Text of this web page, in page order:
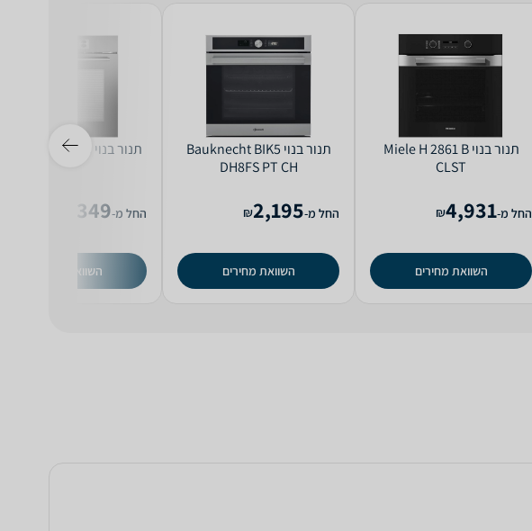
‏תנור בנוי Miele H 2861 B
CLST
החל מ-4,931
₪
השוואת מחירים
‏תנור בנוי Bauknecht BIK5
DH8FS PT CH
החל מ-2,195
₪
השוואת מחירים
‏תנור בנוי Midea MBOAGG3
החל מ-2,349
השוואת מחירים